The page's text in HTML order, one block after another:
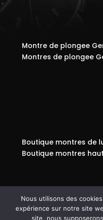
Montre de plongee
Montres de plongee
Boutique montres de
Boutique montres
© Copyright 808-
Nous utilisons des
expérience sur notre site
site, nous